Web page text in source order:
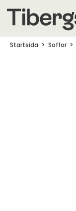
Startsida Soffor